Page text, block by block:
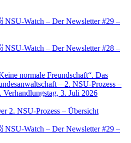
NSU-Watch – Der Newsletter #29 –
NSU-Watch – Der Newsletter #28 –
normale Freundschaft“. Das
– 2. NSU-Prozess –
Verhandlungstag, 3. Juli 2026
2. NSU-Prozess – Übersicht
NSU-Watch – Der Newsletter #29 –